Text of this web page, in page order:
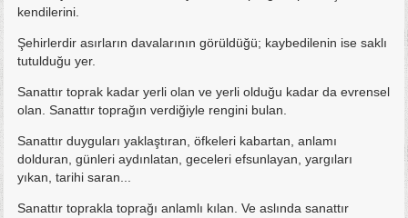
kendilerini.
Şehirlerdir asırların davalarının görüldüğü; kaybedilenin ise saklı
tutulduğu yer.
Sanattır toprak kadar yerli olan ve yerli olduğu kadar da evrensel
olan. Sanattır toprağın verdiğiyle rengini bulan.
Sanattır duyguları yaklaştıran, öfkeleri kabartan, anlamı
dolduran, günleri aydınlatan, geceleri efsunlayan, yargıları
yıkan, tarihi saran...
Sanattır toprakla toprağı anlamlı kılan. Ve aslında sanattır